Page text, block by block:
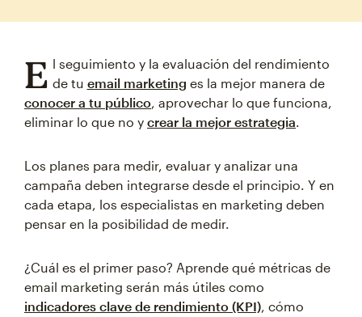
E l seguimiento y la evaluación del rendimiento
de tu email marketing es la mejor manera de
conocer a tu público, aprovechar lo que funciona,
eliminar lo que no y crear la mejor estrategia.
Los planes para medir, evaluar y analizar una
campaña deben integrarse desde el principio. Y en
cada etapa, los especialistas en marketing deben
pensar en la posibilidad de medir.
¿Cuál es el primer paso? Aprende qué métricas de
email marketing serán más útiles como
indicadores clave de rendimiento (KPI), cómo